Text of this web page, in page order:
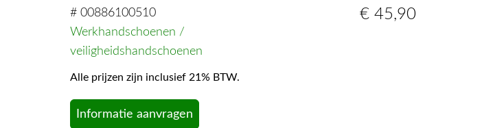
# 00886100510
Werkhandschoenen /
veiligheidshandschoenen
€ 45,90
Alle prijzen zijn inclusief 21% BTW.
Informatie aanvragen